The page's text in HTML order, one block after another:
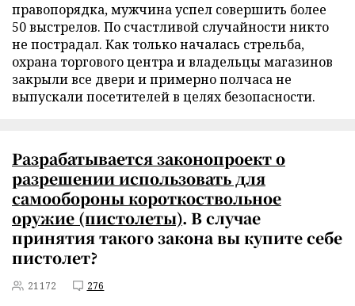
правопорядка, мужчина успел совершить более
50 выстрелов. По счастливой случайности никто
не пострадал. Как только началась стрельба,
охрана торгового центра и владельцы магазинов
закрыли все двери и примерно полчаса не
выпускали посетителей в целях безопасности.
Разрабатываетсязаконопроект о
разрешении использовать для
самообороны короткоствольное
оружие (пистолеты). В случае
принятия такого закона вы купите себе
пистолет?
21172 276